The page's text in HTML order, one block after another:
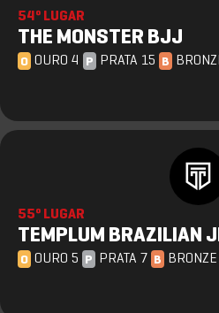
54º LUGAR
THE MONSTER BJJ
O OURO 4 P PRATA 15 B
55º LUGAR
TEMPLUM BRAZILIAN
O OURO 5 P PRATA 7 B